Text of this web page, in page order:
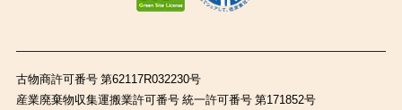
古物商許可番号 第62117R032230号
産業廃棄物収集運搬業許可番号 統一許可番号 第171852号